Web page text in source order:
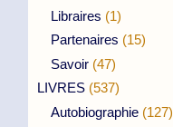
Libraires (1)
Partenaires (15)
Savoir (47)
LIVRES (537)
Autobiographie (127)